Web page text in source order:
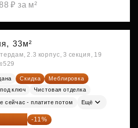
₽ за м²
33м²
2.3 корпус, 3 секция, 19
Скидка
Меблировка
ключ
Чистовая отделка
сейчас - платите потом Ещё
074 ₽ -11%